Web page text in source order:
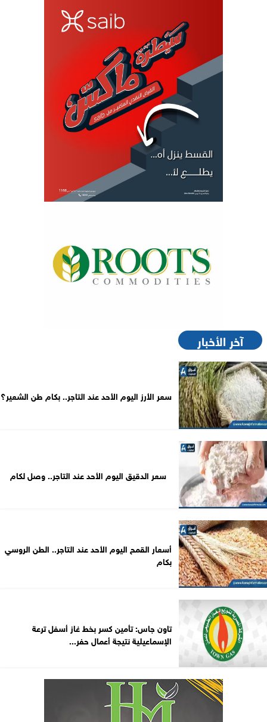
آخر الأخبار
سعر الأرز اليوم الأحد عند التاجر.. بكام طن الشعير؟
سعر الدقيق اليوم الأحد عند التاجر.. وصل لكام
أسعار القمح اليوم الأحد عند التاجر.. الطن الروسي
بكام
تاون جاس: تأمين كسر بخط غاز أسفل ترعة
الإسماعيلية نتيجة أعمال حفر...